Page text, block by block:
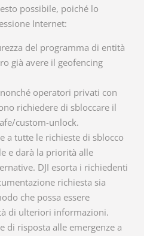
possibile, poiché lo
Internet:
del programma di entità
già avere il geofencing
operatori privati ​​con
richiedere di sbloccare il
custom-unlock.
a tutte le richieste di sblocco
e darà la priorità alle
DJI esorta i richiedenti
richiesta sia
che possa essere
di ulteriori informazioni.
di risposta alle emergenze a